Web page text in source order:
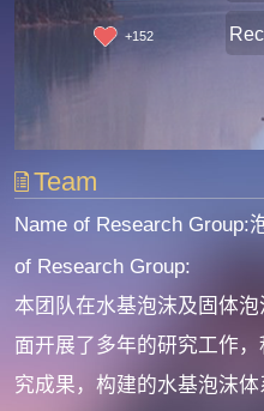
+152
Team
Name of Research Group:
of Research Group:
本团队在水基泡沫及固体
面开展了多年的研究工作
究成果，构建的水基泡沫体